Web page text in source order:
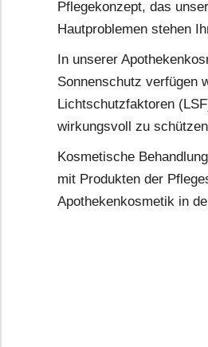
Pflegekonzept, das
Hautproblemen stehen
beste rezeptfreie
Medikamente können
In unserer
Sonnenschutz verfügen
Lichtschutzfaktoren
wirkungsvoll zu
Kosmetische
mit Produkten der
Apothekenkosmetik in